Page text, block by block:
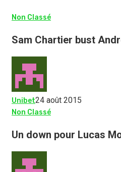
Non Classé
Sam Chartier bust
Unibet24 août 2015
Non Classé
Un down pour Lucas